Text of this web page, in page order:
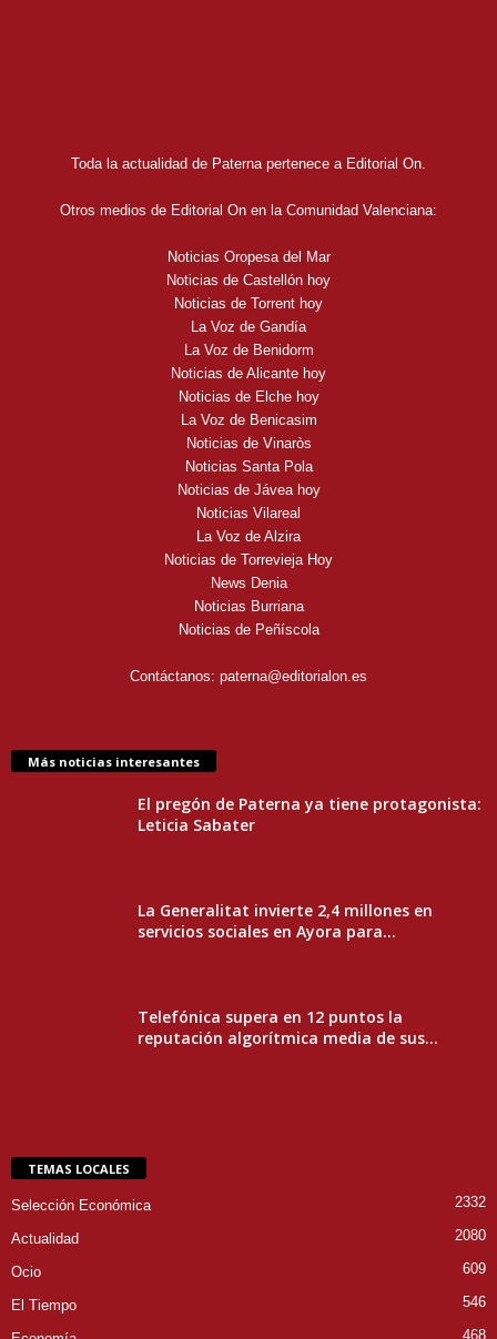
Toda la actualidad de Paterna pertenece a Editorial On.
Otros medios de Editorial On en la Comunidad Valenciana:
Noticias Oropesa del Mar
Noticias de Castellón hoy
Noticias de Torrent hoy
La Voz de Gandía
La Voz de Benidorm
Noticias de Alicante hoy
Noticias de Elche hoy
La Voz de Benicasim
Noticias de Vinaròs
Noticias Santa Pola
Noticias de Jávea hoy
Noticias Vilareal
La Voz de Alzira
Noticias de Torrevieja Hoy
News Denia
Noticias Burriana
Noticias de Peñíscola
Contáctanos: paterna@editorialon.es
Más noticias interesantes
El pregón de Paterna ya tiene protagonista:
Leticia Sabater
La Generalitat invierte 2,4 millones en
servicios sociales en Ayora para...
Telefónica supera en 12 puntos la
reputación algorítmica media de sus...
TEMAS LOCALES
Selección Económica 2332
Actualidad 2080
Ocio 609
El Tiempo 546
468